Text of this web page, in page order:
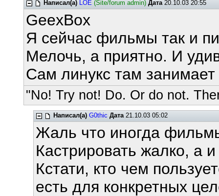
Написал(а) LOE (Site/forum admin) Дата20.10.03 20:55
GeexBox
Я сейчас фильмы так и
Мелочь, а приятно. И
Сам линукс там
"No! Try not! Do. Or do not.
Написал(а) G0thic Дата21.10.03 05:02
Жаль что иногда
Кастрировать жалко, а
Кстати, кто чем
есть для конкретных